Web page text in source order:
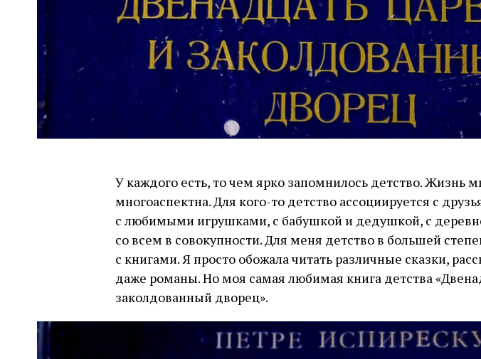
У каждого есть, то чем ярко запомнилось детство. Жизнь
многоаспектна. Для кого-то детство ассоциируется с
с любимыми игрушками, с бабушкой и дедушкой, с
со всем в совокупности. Для меня детство в большей
с книгами. Я просто обожала читать различные сказки,
даже романы. Но моя самая любимая книга детства
заколдованный дворец».